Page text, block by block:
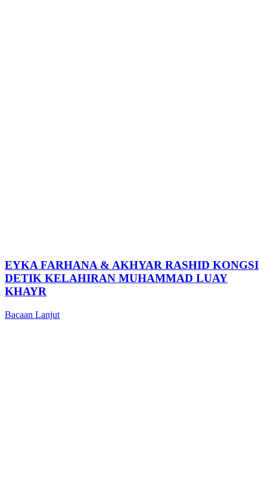
EYKA FARHANA & AKHYAR RASHID KONGSI
DETIK KELAHIRAN MUHAMMAD LUAY
KHAYR
Bacaan Lanjut